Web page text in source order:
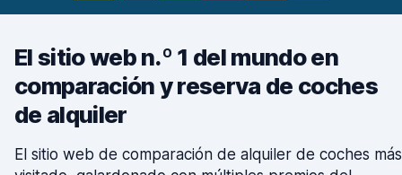
El sitio web n.º 1 del mundo en
comparación y reserva de coches
de alquiler
El sitio web de comparación de alquiler de coches más